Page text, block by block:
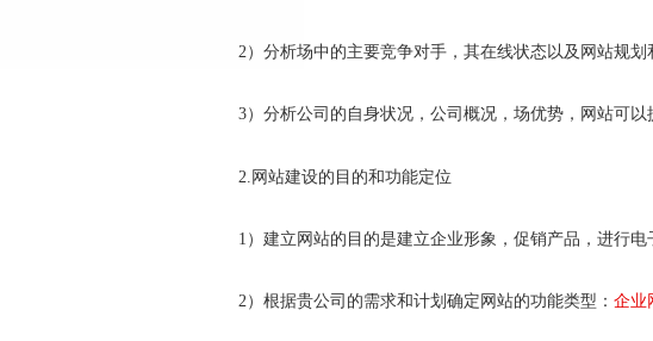
2）分析场中的主要竞争对手，其在线状态以及网站规划
3）分析公司的自身状况，公司概况，场优势，网站可以
2.网站建设的目的和功能定位
1）建立网站的目的是建立企业形象，促销产品，进行
2）根据贵公司的需求和计划确定网站的功能类型： 企业